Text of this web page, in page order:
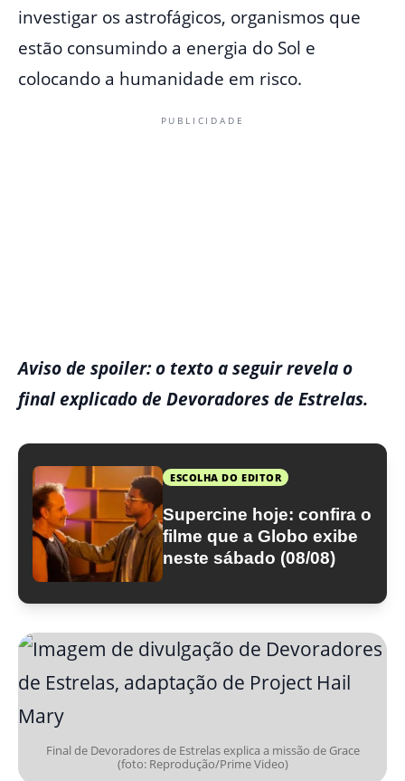
investigar os astrofágicos, organismos que
estão consumindo a energia do Sol e
colocando a humanidade em risco.
PUBLICIDADE
Aviso de spoiler: o texto a seguir revela o
final explicado de Devoradores de Estrelas.
ESCOLHA DO EDITOR
Supercine hoje: confira o
filme que a Globo exibe
neste sábado (08/08)
Final de Devoradores de Estrelas explica a missão de Grace
(foto: Reprodução/Prime Video)